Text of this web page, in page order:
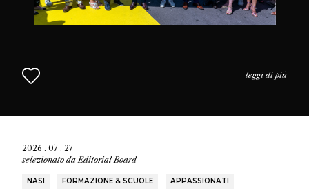
leggi di più
2026 . 07 . 27
selezionato daEditorial Board
NASI FORMAZIONE & SCUOLE APPASSIONATI